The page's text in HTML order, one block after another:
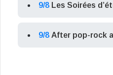
9/8 Les Soirées
9/8 After pop-rock